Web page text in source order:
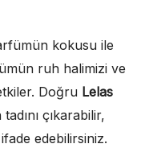
kokusu ile
ruh halimizi ve
Doğru Lelas
çıkarabilir,
edebilirsiniz.